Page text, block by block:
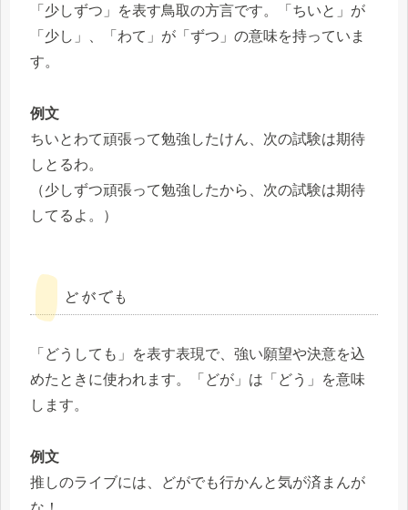
「少しずつ」を表す鳥取の方言です。「ちいと」が
「少し」、「わて」が「ずつ」の意味を持っていま
す。
例文
ちいとわて頑張って勉強したけん、次の試験は期待
しとるわ。
（少しずつ頑張って勉強したから、次の試験は期待
してるよ。）
どがでも
「どうしても」を表す表現で、強い願望や決意を込
めたときに使われます。「どが」は「どう」を意味
します。
例文
推しのライブには、どがでも行かんと気が済まんが